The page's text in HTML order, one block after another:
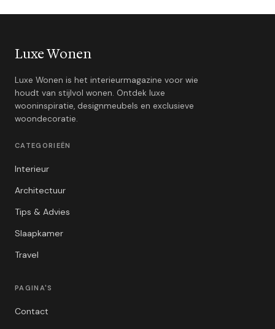
Luxe Wonen
Luxe Wonen is het interieurmagazine voor wie
houdt van stijlvol wonen. Ontdek luxe
wooninspiratie, designmeubels en exclusieve
woondecoratie.
CATEGORIEËN
Interieur
Architectuur
Tips & Advies
Slaapkamer
Travel
PAGINA'S
Contact